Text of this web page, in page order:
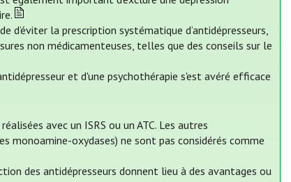
d’éviter la prescription systématique d’antidépresseurs,
non médicamenteuses, telles que des conseils sur le
et d'une psychothérapie s'est avéré efficace
avec un ISRS ou un ATC. Les autres
monoamine-oxydases) ne sont pas considérés comme
des antidépresseurs donnent lieu à des avantages ou